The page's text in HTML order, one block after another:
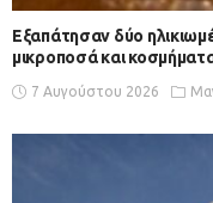
Εξαπάτησαν δύο
μικροποσά και
7 Αυγούστου 2026